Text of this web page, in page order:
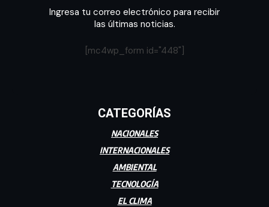
Ingresa tu correo electrónico para recibir
las últimas noticias.
[mc4wp_form id="448"]
CATEGORÍAS
NACIONALES
INTERNACIONALES
AMBIENTAL
TECNOLOGÍA
EL CLIMA